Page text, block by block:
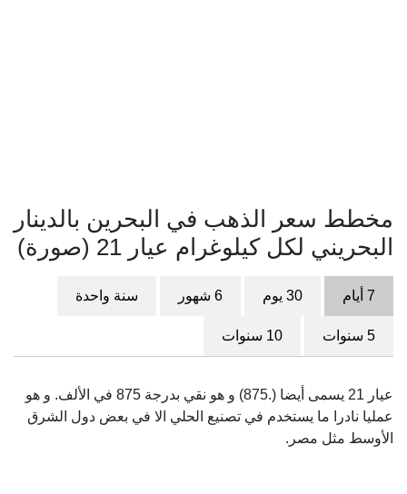
مخطط سعر الذهب في البحرين بالدينار
البحريني لكل كيلوغرام عيار 21 (صورة)
7 أيام 30 يوم 6 شهور سنة واحدة
5 سنوات 10 سنوات
عيار 21 يسمى أيضا (.875) و هو نقي بدرجة 875 في الألف. و هو
عمليا نادرا ما يستخدم في تصنيع الحلي الا في بعض دول الشرق
الأوسط مثل مصر.